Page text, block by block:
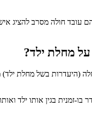
חולה מסרב להציג
על מחלת ילד?
(היעדרות בשל מחלת
זמנית בגין אותו ילד